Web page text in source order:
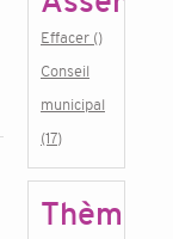
Effacer ()
Conseil
municipal
(17)
Thème